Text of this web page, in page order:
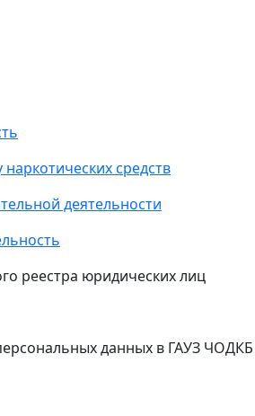
средств
деятельности
реестра юридических лиц
данных в ГАУЗ ЧОДКБ